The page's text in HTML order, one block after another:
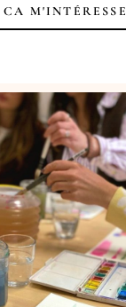
CA M'INTÉRESSE